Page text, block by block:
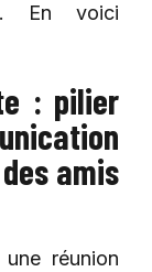
En voici
: pilier
amis
réunion